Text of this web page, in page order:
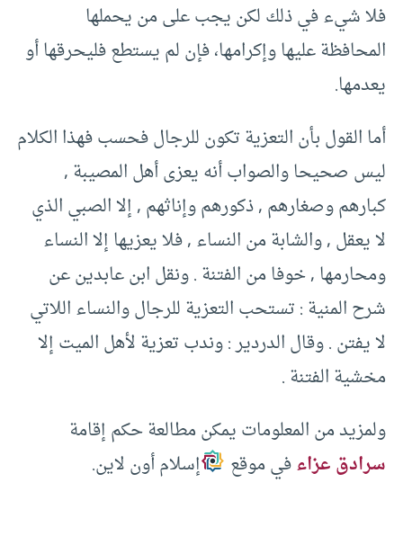
فلا شيء في ذلك لكن يجب على من يحملها
المحافظة عليها وإكرامها، فإن لم يستطع فليحرقها أو
يعدمها.
أما القول بأن التعزية تكون للرجال فحسب فهذا الكلام
ليس صحيحا والصواب أنه يعزى أهل المصيبة ,
كبارهم وصغارهم , ذكورهم وإناثهم , إلا الصبي الذي
لا يعقل , والشابة من النساء , فلا يعزيها إلا النساء
ومحارمها , خوفا من الفتنة . ونقل ابن عابدين عن
شرح المنية : تستحب التعزية للرجال والنساء اللاتي
لا يفتن . وقال الدردير : وندب تعزية لأهل الميت إلا
مخشية الفتنة .
ولمزيد من المعلومات يمكن مطالعة حكم إقامة
سرادق عزاءفي موقع إسلام أون لاين.